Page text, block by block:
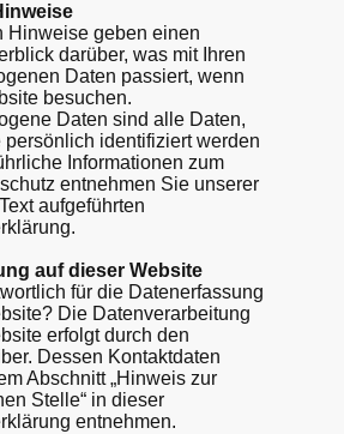
Hinweise geben einen
darüber, was mit Ihren
Daten passiert, wenn
besuchen.
Daten sind alle Daten,
persönlich identifiziert werden
Informationen zum
entnehmen Sie unserer
aufgeführten
auf dieser Website
für die Datenerfassung
Die Datenverarbeitung
erfolgt durch den
Dessen Kontaktdaten
Abschnitt „Hinweis zur
Stelle“ in dieser
entnehmen.